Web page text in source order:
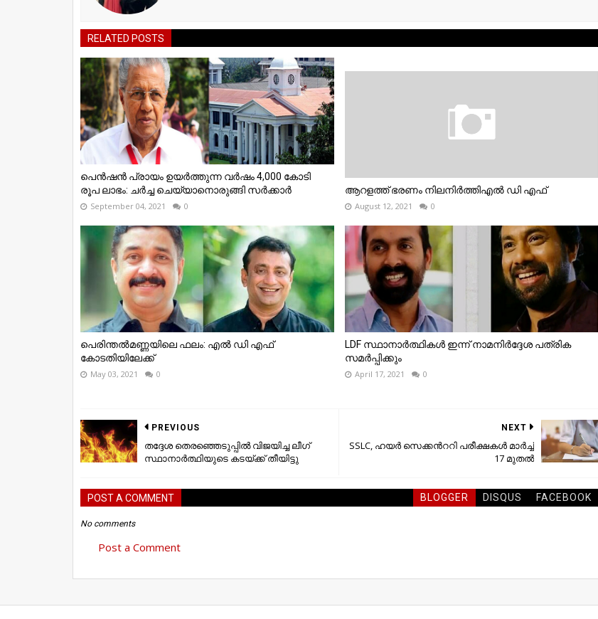
RELATED POSTS
പെന്‍ഷന്‍ പ്രായം ഉയര്‍ത്തുന്ന വര്‍ഷം 4,000 കോടി
രൂപ ലാഭം: ചർച്ച ചെയ്യാനൊരുങ്ങി സര്‍ക്കാർ
September 04, 2021 0
ആറളത്ത് ഭരണം നിലനിർത്തിഎൽ ഡി എഫ്
August 12, 2021 0
പെരിന്തല്‍മണ്ണയിലെ ഫലം: എല്‍ ഡി എഫ്
കോടതിയിലേക്ക്
May 03, 2021 0
LDF സ്ഥാനാർത്ഥികൾ ഇന്ന് നാമനിർദ്ദേശ പത്രിക
സമർപ്പിക്കും
April 17, 2021 0
NEXT
SSLC, ഹയര്‍ സെക്കന്‍ററി പരീക്ഷകള്‍ മാര്‍ച്ച്
17 മുതല്‍
PREVIOUS
തദ്ദേശ തെരഞ്ഞെടുപ്പില്‍ വിജയിച്ച ലീഗ്
സ്ഥാനാര്‍ത്ഥിയുടെ കടയ്ക്ക് തീയിട്ടു
POST A COMMENT BLOGGER DISQUS FACEBOOK
No comments
Post a Comment